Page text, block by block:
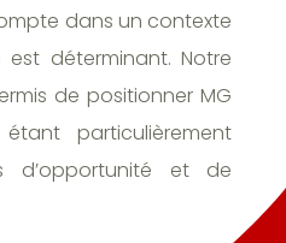
dans un contexte
déterminant. Notre
de positionner MG
particulièrement
d’opportunité et de